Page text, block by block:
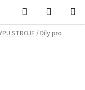
Hledat
KOŠÍK
STROJE/Díly pro